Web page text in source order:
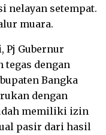
nelayan setempat.
muara.
Pj Gubernur
tegas dengan
Bangka
dengan
memiliki izin
pasir dari hasil